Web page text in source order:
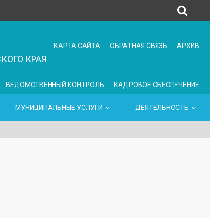
КРАЯ
КАРТА САЙТА ОБРАТНАЯ СВЯЗЬ АРХИВ
ВЕДОМСТВЕННЫЙ КОНТРОЛЬ КАДРОВОЕ ОБЕСПЕЧЕНИЕ
МУНИЦИПАЛЬНЫЕ УСЛУГИ ДЕЯТЕЛЬНОСТЬ